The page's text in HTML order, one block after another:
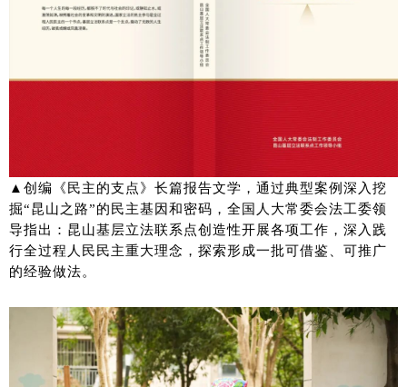
▲创编《民主的支点》长篇报告文学，通过典型案例深入挖
掘“昆山之路”的民主基因和密码，全国人大常委会法工委领
导指出：昆山基层立法联系点创造性开展各项工作，深入践
行全过程人民民主重大理念，探索形成一批可借鉴、可推广
的经验做法。